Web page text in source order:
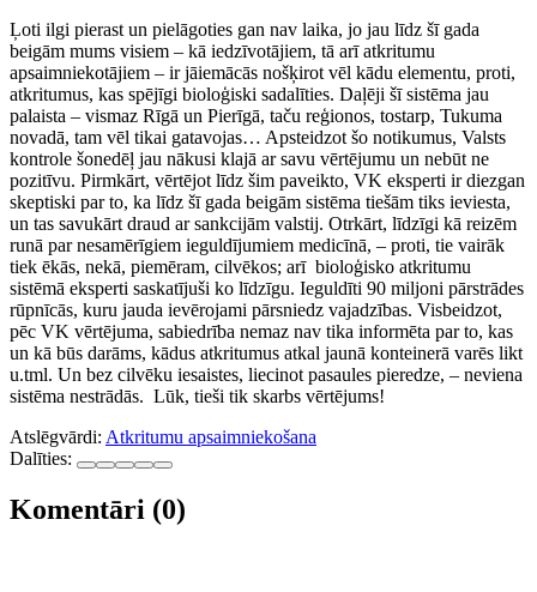
Ļoti ilgi pierast un pielāgoties gan nav laika, jo jau līdz šī gada
beigām mums visiem – kā iedzīvotājiem, tā arī atkritumu
apsaimniekotājiem – ir jāiemācās nošķirot vēl kādu elementu, proti,
atkritumus, kas spējīgi bioloģiski sadalīties. Daļēji šī sistēma jau
palaista – vismaz Rīgā un Pierīgā, taču reģionos, tostarp, Tukuma
novadā, tam vēl tikai gatavojas… Apsteidzot šo notikumus, Valsts
kontrole šonedēļ jau nākusi klajā ar savu vērtējumu un nebūt ne
pozitīvu. Pirmkārt, vērtējot līdz šim paveikto, VK eksperti ir diezgan
skeptiski par to, ka līdz šī gada beigām sistēma tiešām tiks ieviesta,
un tas savukārt draud ar sankcijām valstij. Otrkārt, līdzīgi kā reizēm
runā par nesamērīgiem ieguldījumiem medicīnā, – proti, tie vairāk
tiek ēkās, nekā, piemēram, cilvēkos; arī bioloģisko atkritumu
sistēmā eksperti saskatījuši ko līdzīgu. Ieguldīti 90 miljoni pārstrādes
rūpnīcās, kuru jauda ievērojami pārsniedz vajadzības. Visbeidzot,
pēc VK vērtējuma, sabiedrība nemaz nav tika informēta par to, kas
un kā būs darāms, kādus atkritumus atkal jaunā konteinerā varēs likt
u.tml. Un bez cilvēku iesaistes, liecinot pasaules pieredze, – neviena
sistēma nestrādās. Lūk, tieši tik skarbs vērtējums!
Atslēgvārdi: Atkritumu apsaimniekošana
Dalīties:
Komentāri (0)